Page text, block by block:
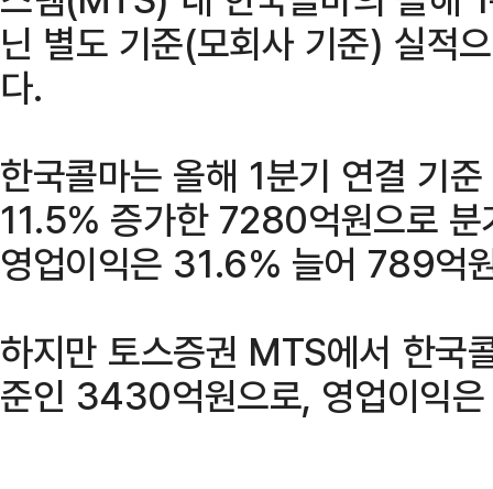
닌 별도 기준(모회사 기준) 실적
다.
한국콜마는 올해 1분기 연결 기
11.5% 증가한 7280억원으로 분
영업이익은 31.6% 늘어 789억
하지만 토스증권 MTS에서 한국
준인 3430억원으로, 영업이익